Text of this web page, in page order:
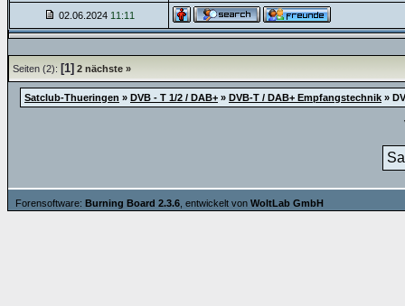
02.06.2024 11:11
Seiten (2): [1] 2 nächste »
Satclub-Thueringen » DVB - T 1/2 / DAB+ » DVB-T / DAB+ Empfangstechnik »
Forensoftware: Burning Board 2.3.6 , entwickelt von WoltLab GmbH